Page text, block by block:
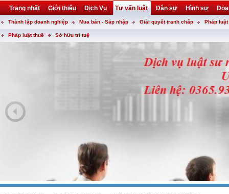
Trang nhất Giới thiệu Dịch Vụ Tư vấn luật Dân sự Hình sự
Khuyến mại Liên hệ forum utility
Thành lập doanh nghiệp Mua bán - Sáp nhập Giải quyết tranh chấp Pháp
Pháp luật thuế Sở hữu trí tuệ